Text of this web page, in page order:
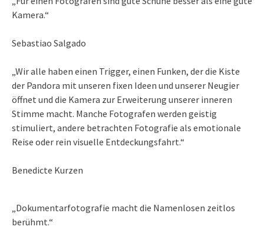
Kamera.“
Sebastiao Salgado
„Wir alle haben einen Trigger, einen Funken, der die Kiste
der Pandora mit unseren fixen Ideen und unserer Neugier
öffnet und die Kamera zur Erweiterung unserer inneren
Stimme macht. Manche Fotografen werden geistig
stimuliert, andere betrachten Fotografie als emotionale
Reise oder rein visuelle Entdeckungsfahrt.“
Benedicte Kurzen
„Dokumentarfotografie macht die Namenlosen zeitlos
berühmt.“